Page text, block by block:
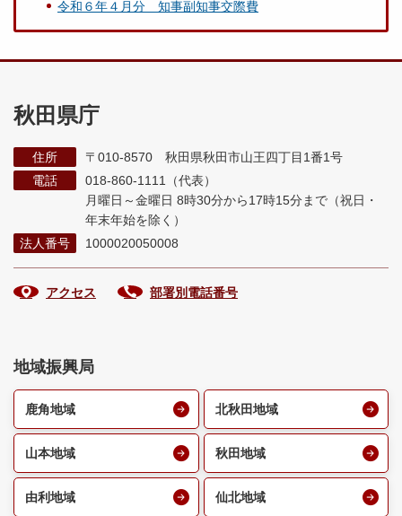
令和６年４月分 知事副知事交際費
秋田県庁
住所
〒010-8570 秋田県秋田市山王四丁目1番1号
電話
018-860-1111（代表）
月曜日～金曜日 8時30分から17時15分まで （祝日・
年末年始を除く）
法人番号
1000020050008
アクセス 部署別電話番号
地域振興局
鹿角地域 北秋田地域
山本地域 秋田地域
由利地域 仙北地域